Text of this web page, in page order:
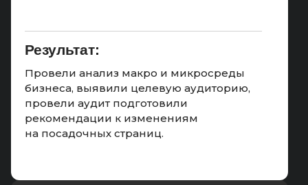
Результат:
Провели анализ макро и микросреды
бизнеса, выявили целевую аудиторию,
провели аудит подготовили
рекомендации к изменениям
на посадочных страниц.